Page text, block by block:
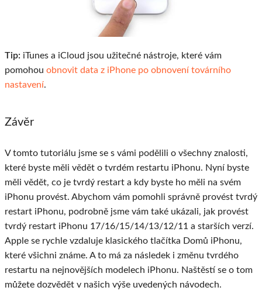
Tip: iTunes a iCloud jsou užitečné nástroje, které vám
pomohou obnovit data z iPhone po obnovení továrního
nastavení.
Závěr
V tomto tutoriálu jsme se s vámi podělili o všechny znalosti,
které byste měli vědět o tvrdém restartu iPhonu. Nyní byste
měli vědět, co je tvrdý restart a kdy byste ho měli na svém
iPhonu provést. Abychom vám pomohli správně provést tvrdý
restart iPhonu, podrobně jsme vám také ukázali, jak provést
tvrdý restart iPhonu 17/16/15/14/13/12/11 a starších verzí.
Apple se rychle vzdaluje klasického tlačítka Domů iPhonu,
které všichni známe. A to má za následek i změnu tvrdého
restartu na nejnovějších modelech iPhonu. Naštěstí se o tom
můžete dozvědět v našich výše uvedených návodech.